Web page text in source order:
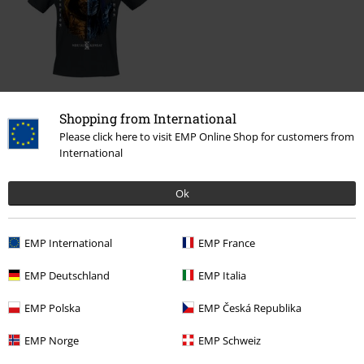
Shopping from International
Please click here to visit EMP Online Shop for customers from
International
Ok
EMP International EMP France
EMP Deutschland EMP Italia
EMP Polska EMP Česká Republika
EMP Norge EMP Schweiz
€ 19,99
Meer categorieën. Meer opties.
Mannen Kleding T-shirts en tops T-shirts
Kleding & accessoires T-shirts
Stijlen Zwarte kleding Zwarte T-shirts
Kleding T-shirts en tops
Gaming Genre Fighting games